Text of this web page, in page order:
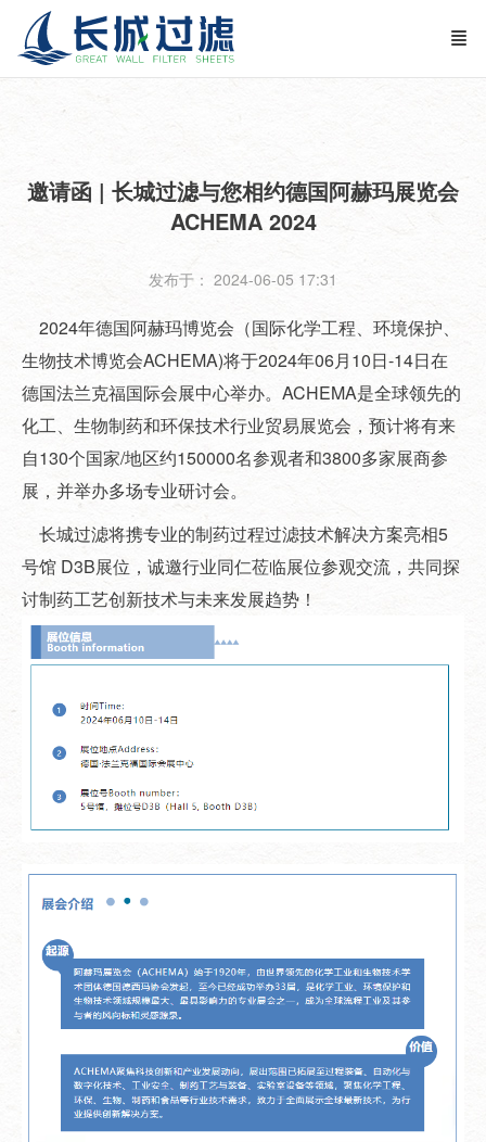
邀请函 | 长城过滤与您相约德国阿赫玛展览会
ACHEMA 2024
发布于： 2024-06-05 17:31
2024年德国阿赫玛博览会（国际化学工程、环境保护、
生物技术博览会ACHEMA)将于2024年06月10日-14日在
德国法兰克福国际会展中心举办。ACHEMA是全球领先的
化工、生物制药和环保技术行业贸易展览会，预计将有来
自130个国家/地区约150000名参观者和3800多家展商参
展，并举办多场专业研讨会。
长城过滤将携专业的制药过程过滤技术解决方案亮相5
号馆 D3B展位，诚邀行业同仁莅临展位参观交流，共同探
讨制药工艺创新技术与未来发展趋势！